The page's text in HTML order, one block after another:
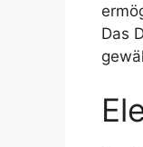
Das